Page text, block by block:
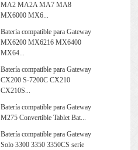
MA2 MA2A MA7 MA8
MX6000 MX6...
Batería compatible para Gateway
MX6200 MX6216 MX6400
MX64...
Batería compatible para Gateway
CX200 S-7200C CX210
CX210S...
Batería compatible para Gateway
M275 Convertible Tablet Bat...
Batería compatible para Gateway
Solo 3300 3350 3350CS serie